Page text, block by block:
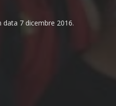
7 dicembre 2016.